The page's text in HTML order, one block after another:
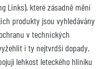
Links), které zásadně mění
produkty jsou vyhledávány
v technických
i ty nejtvrdší dopady.
lehkost leteckého hliníku